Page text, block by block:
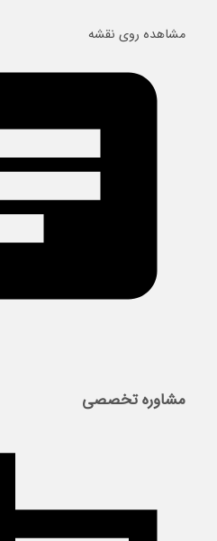
مشاهده روی نقشه
مشاوره تخصصی